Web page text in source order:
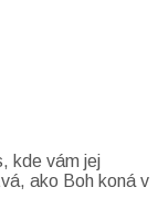
kde vám jej
ako Boh koná v